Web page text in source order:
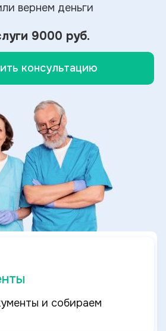
вернем деньги
9000 руб.
консультацию
и собираем